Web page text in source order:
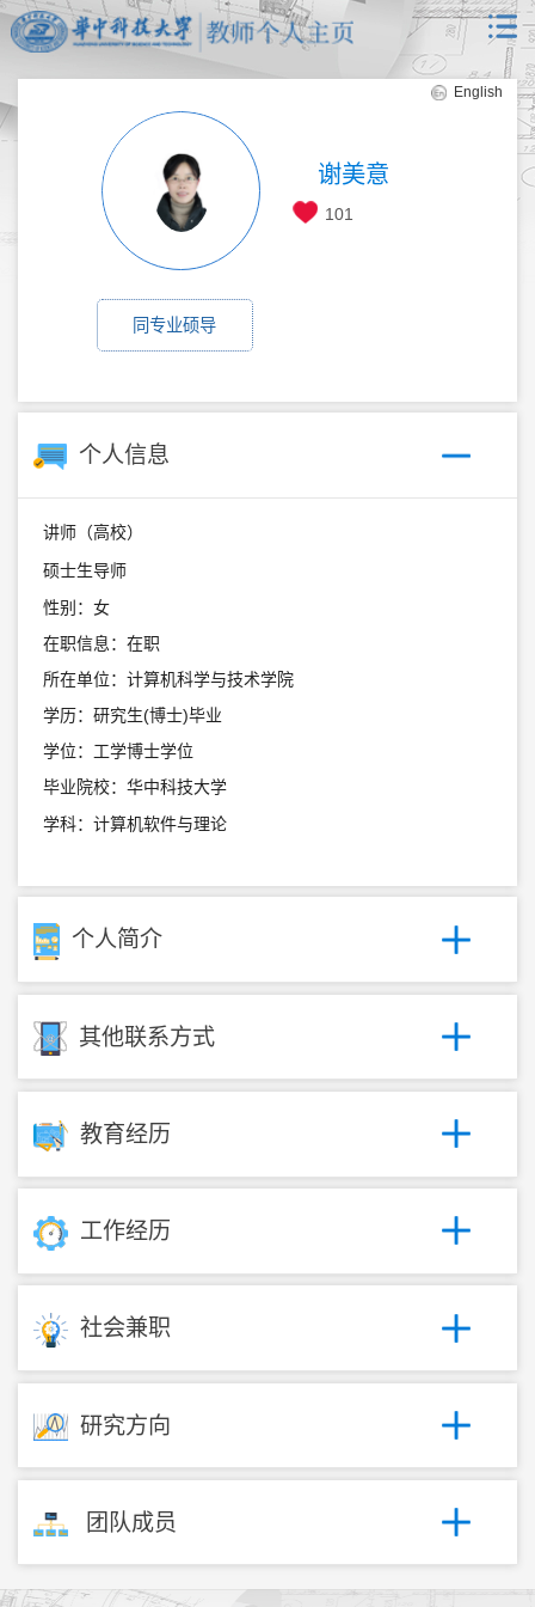
English
谢美意
101
同专业硕导
个人信息
讲师（高校）
硕士生导师
性别：女
在职信息：在职
所在单位：计算机科学与技术学院
学历：研究生(博士)毕业
学位：工学博士学位
毕业院校：华中科技大学
学科：计算机软件与理论
个人简介
其他联系方式
教育经历
工作经历
社会兼职
研究方向
团队成员